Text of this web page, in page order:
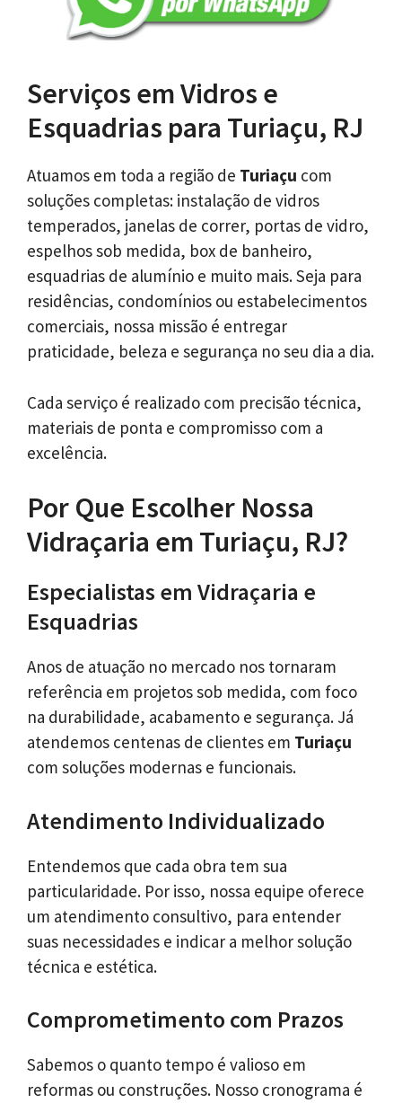
Serviços em Vidros e
Esquadrias para Turiaçu, RJ
Atuamos em toda a região de Turiaçu com
soluções completas: instalação de vidros
temperados, janelas de correr, portas de vidro,
espelhos sob medida, box de banheiro,
esquadrias de alumínio e muito mais. Seja para
residências, condomínios ou estabelecimentos
comerciais, nossa missão é entregar
praticidade, beleza e segurança no seu dia a dia.
Cada serviço é realizado com precisão técnica,
materiais de ponta e compromisso com a
excelência.
Por Que Escolher Nossa
Vidraçaria em Turiaçu, RJ?
Especialistas em Vidraçaria e
Esquadrias
Anos de atuação no mercado nos tornaram
referência em projetos sob medida, com foco
na durabilidade, acabamento e segurança. Já
atendemos centenas de clientes em Turiaçu
com soluções modernas e funcionais.
Atendimento Individualizado
Entendemos que cada obra tem sua
particularidade. Por isso, nossa equipe oferece
um atendimento consultivo, para entender
suas necessidades e indicar a melhor solução
técnica e estética.
Comprometimento com Prazos
Sabemos o quanto tempo é valioso em
reformas ou construções. Nosso cronograma é